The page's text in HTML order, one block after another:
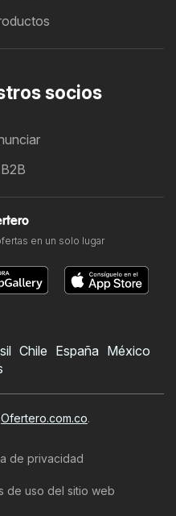
socios
en un solo lugar
Chile España México
Ofertero.com.co.
de privacidad
de uso del sitio web